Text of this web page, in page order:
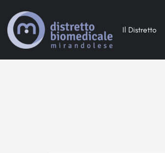
Il Distretto